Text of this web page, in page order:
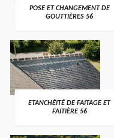
>
POSE ET CHANGEMENT DE
GOUTTIÈRES 56
>
ETANCHÉITÉ DE FAITAGE ET
FAITIÈRE 56